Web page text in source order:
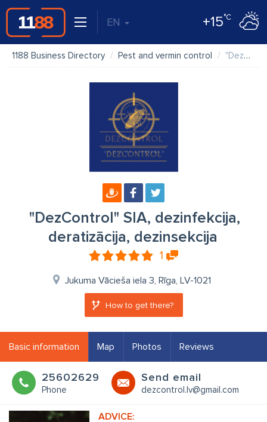
EN +15°C
1188 Business Directory Pest and vermin control "DezControl" SIA, dezinfekcija, deratizācija, dezinsekcija
"DezControl" SIA, dezinfekcija,
deratizācija, dezinsekcija
1
Jukuma Vācieša iela 3, Rīga, LV-1021
How to get there?
Basic information Map Photos Reviews
25602629
Phone
Send email
dezcontrol.lv@gmail.com